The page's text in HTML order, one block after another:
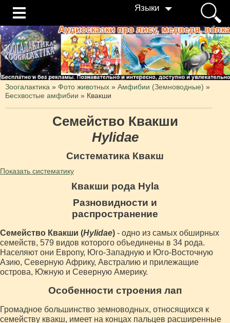
Языки
Зоогалактика » Фото животных » Амфибии (Земноводные) »
Бесхвостые амфибии » Квакши
Семейство Квакши
Hylidae
Систематика Квакш
Показать систематику
Квакши рода Hyla
Разновидности и
распространение
Семейство Квакши (Hylidae) - одно из самых обширных
семейств, 579 видов которого объединены в 34 рода.
Населяют они Европу, Юго-Западную и Юго-Восточную
Азию, Северную Африку, Австралию и прилежащие
острова, Южную и Северную Америку.
Особенности строения лап
Громадное большинство земноводных, относящихся к
семейству квакш, имеет на концах пальцев расширенные